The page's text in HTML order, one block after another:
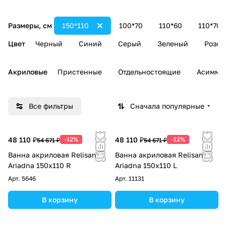
ванн
ы
ванн
ы
)
Размеры, см 100*70 110*60 110*70
150*110
Цвет Черный Синий Серый Зеленый
Акриловые Пристенные Отдельностоящие
Все фильтры Сначала популярные
48 110 ₽54 671 ₽ -12%
Ванна акриловая Relisan
Ariadna 150х110 R
Арт. 5646
В корзину
48 110 ₽54 671 ₽ -12%
Ванна акриловая Relisan
Ariadna 150х110 L
Арт. 11131
В корзину